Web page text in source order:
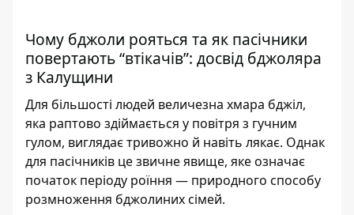
Чому бджоли рояться та як пасічники
повертають “втікачів”: досвід бджоляра
з Калущини
Для більшості людей величезна хмара бджіл,
яка раптово здіймається у повітря з гучним
гулом, виглядає тривожно й навіть лякає. Однак
для пасічників це звичне явище, яке означає
початок періоду роїння — природного способу
розмноження бджолиних сімей.